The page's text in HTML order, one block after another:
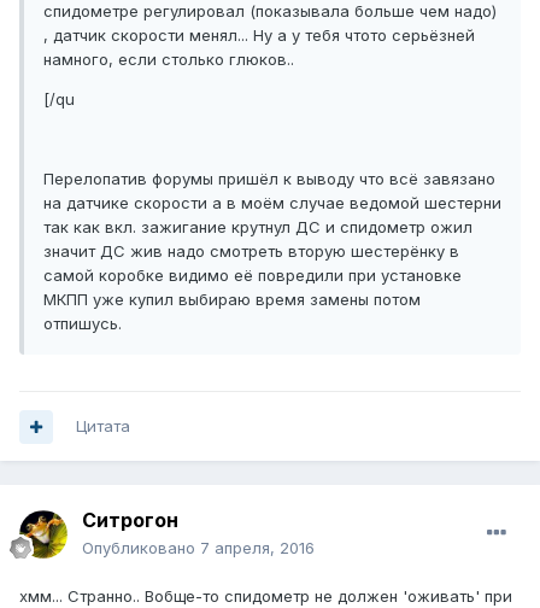
спидометре регулировал (показывала больше чем надо)
, датчик скорости менял... Ну а у тебя чтото серьёзней
намного, если столько глюков..
[/qu
Перелопатив форумы пришёл к выводу что всё завязано
на датчике скорости а в моём случае ведомой шестерни
так как вкл. зажигание крутнул ДС и спидометр ожил
значит ДС жив надо смотреть вторую шестерёнку в
самой коробке видимо её повредили при установке
МКПП уже купил выбираю время замены потом
отпишусь.
Цитата
Ситрогон
Опубликовано 7 апреля, 2016
хмм... Странно.. Вобще-то спидометр не должен 'оживать' при